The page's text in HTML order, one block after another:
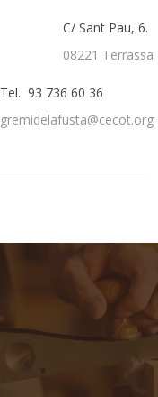
C/ Sant Pau, 6.
08221 Terrassa
Tel. 93 736 60 36
gremidelafusta@cecot.org